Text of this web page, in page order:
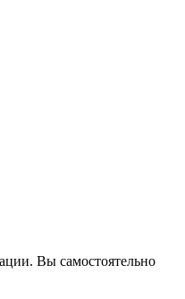
Вы самостоятельно